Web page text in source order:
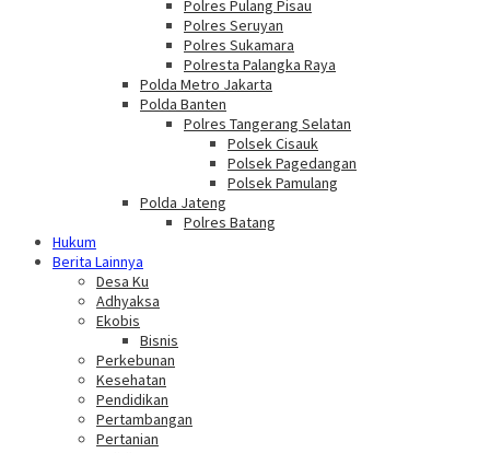
Polres Pulang Pisau
Polres Seruyan
Polres Sukamara
Polresta Palangka Raya
Polda Metro Jakarta
Polda Banten
Polres Tangerang Selatan
Polsek Cisauk
Polsek Pagedangan
Polsek Pamulang
Polda Jateng
Polres Batang
Hukum
Berita Lainnya
Desa Ku
Adhyaksa
Ekobis
Bisnis
Perkebunan
Kesehatan
Pendidikan
Pertambangan
Pertanian